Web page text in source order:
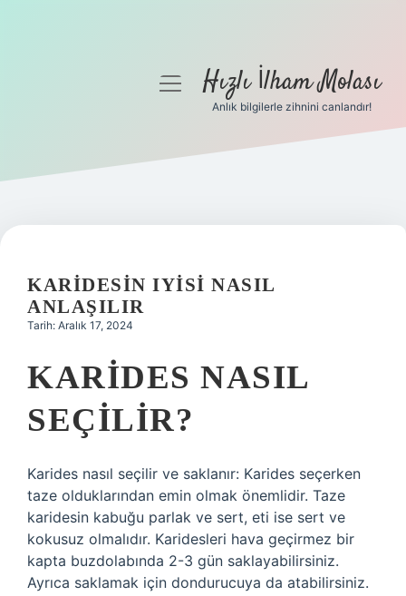
Gizlilik Politikası
Yasal Uyarı
menüyüHızlı İlham Molası
Anlık bilgilerle zihnini canlandır!
KARIDESIN IYISI NASIL
ANLAŞILIR
Tarih: Aralık 17, 2024
KARIDES NASIL
SEÇILIR?
Karides nasıl seçilir ve saklanır: Karides seçerken
taze olduklarından emin olmak önemlidir. Taze
karidesin kabuğu parlak ve sert, eti ise sert ve
kokusuz olmalıdır. Karidesleri hava geçirmez bir
kapta buzdolabında 2-3 gün saklayabilirsiniz.
Ayrıca saklamak için dondurucuya da atabilirsiniz.